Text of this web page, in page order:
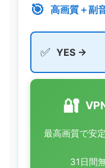
🎯 高画質＋副
✅ YES →
🔐
最高画質で安
31日間